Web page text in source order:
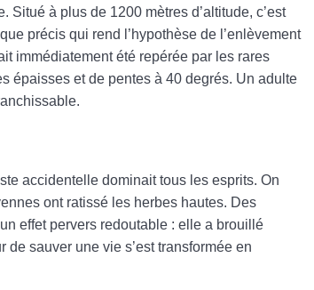
à plus de 1200 mètres d’altitude, c’est
précis qui rend l’hypothèse de l’enlèvement
immédiatement été repérée par les rares
épaisses et de pentes à 40 degrés. Un adulte
accidentelle dominait tous les esprits. On
ont ratissé les herbes hautes. Des
effet pervers redoutable : elle a brouillé
sauver une vie s’est transformée en